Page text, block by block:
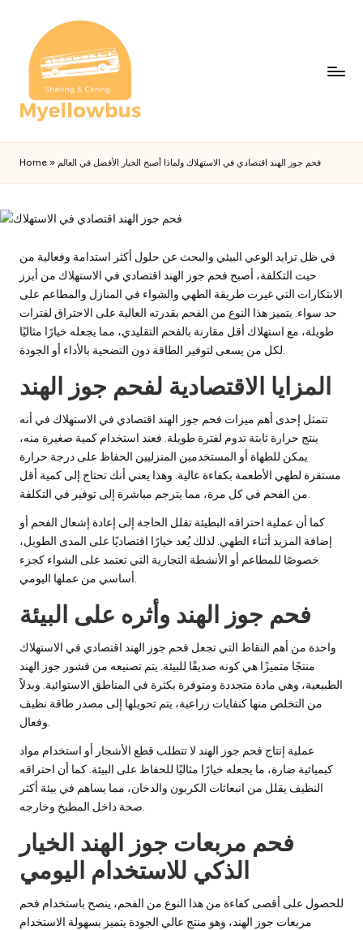
Home » فحم جوز الهند اقتصادي في الاستهلاك ولماذا أصبح الخيار الأفضل في العالم
في ظل تزايد الوعي البيئي والبحث عن حلول أكثر استدامة وفعالية من
حيث التكلفة، أصبح فحم جوز الهند اقتصادي في الاستهلاك من أبرز
الابتكارات التي غيرت طريقة الطهي والشواء في المنازل والمطاعم على
حد سواء. يتميز هذا النوع من الفحم بقدرته العالية على الاحتراق لفترات
طويلة، مع استهلاك أقل مقارنة بالفحم التقليدي، مما يجعله خيارًا مثاليًا
لكل من يسعى لتوفير الطاقة دون التضحية بالأداء أو الجودة.
المزايا الاقتصادية لفحم جوز الهند
تتمثل إحدى أهم ميزات فحم جوز الهند اقتصادي في الاستهلاك في أنه
ينتج حرارة ثابتة تدوم لفترة طويلة. فعند استخدام كمية صغيرة منه،
يمكن للطهاة أو المستخدمين المنزليين الحفاظ على درجة حرارة
مستقرة لطهي الأطعمة بكفاءة عالية. وهذا يعني أنك تحتاج إلى كمية أقل
من الفحم في كل مرة، مما يترجم مباشرة إلى توفير في التكلفة.
كما أن عملية احتراقه البطيئة تقلل الحاجة إلى إعادة إشعال الفحم أو
إضافة المزيد أثناء الطهي. لذلك يُعد خيارًا اقتصاديًا على المدى الطويل،
خصوصًا للمطاعم أو الأنشطة التجارية التي تعتمد على الشواء كجزء
أساسي من عملها اليومي.
فحم جوز الهند وأثره على البيئة
واحدة من أهم النقاط التي تجعل فحم جوز الهند اقتصادي في الاستهلاك
منتجًا متميزًا هي كونه صديقًا للبيئة. يتم تصنيعه من قشور جوز الهند
الطبيعية، وهي مادة متجددة ومتوفرة بكثرة في المناطق الاستوائية. وبدلاً
من التخلص منها كنفايات زراعية، يتم تحويلها إلى مصدر طاقة نظيف
وفعال.
عملية إنتاج فحم جوز الهند لا تتطلب قطع الأشجار أو استخدام مواد
كيميائية ضارة، ما يجعله خيارًا مثاليًا للحفاظ على البيئة. كما أن احتراقه
النظيف يقلل من انبعاثات الكربون والدخان، مما يساهم في بيئة أكثر
صحة داخل المطبخ وخارجه.
فحم مربعات جوز الهند الخيار
الذكي للاستخدام اليومي
للحصول على أقصى كفاءة من هذا النوع من الفحم، ينصح باستخدام فحم
مربعات جوز الهند، وهو منتج عالي الجودة يتميز بسهولة الاستخدام